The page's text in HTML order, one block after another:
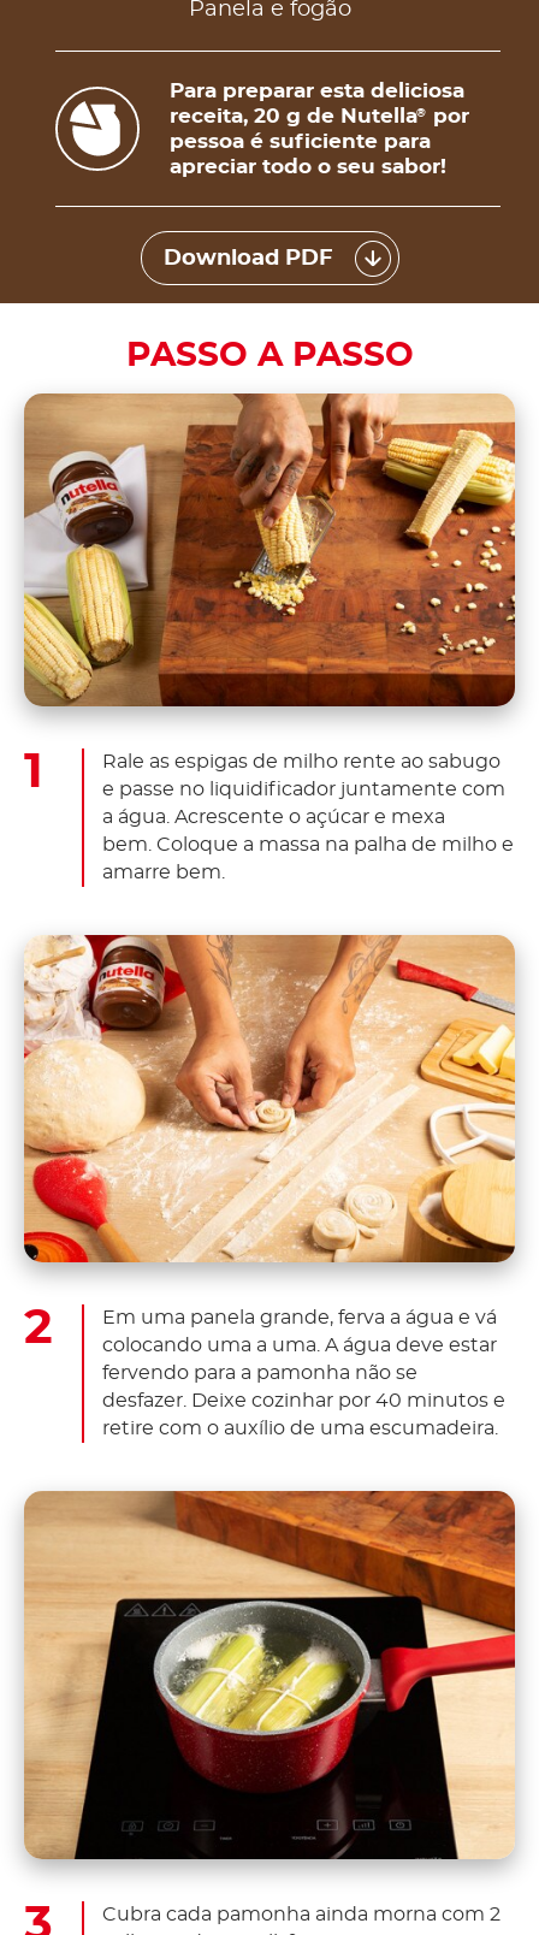
Panela e fogão
Para preparar esta deliciosa
receita, 20 g de Nutella®
por
pessoa é suficiente para
apreciar todo o seu sabor!
Download PDF
PASSO A PASSO
Rale as espigas de milho rente ao sabugo
e passe no liquidificador juntamente com
a água. Acrescente o açúcar e mexa
bem. Coloque a massa na palha de milho e
amarre bem.
Em uma panela grande, ferva a água e vá
colocando uma a uma. A água deve estar
fervendo para a pamonha não se
desfazer. Deixe cozinhar por 40 minutos e
retire com o auxílio de uma escumadeira.
Cubra cada pamonha ainda morna com 2